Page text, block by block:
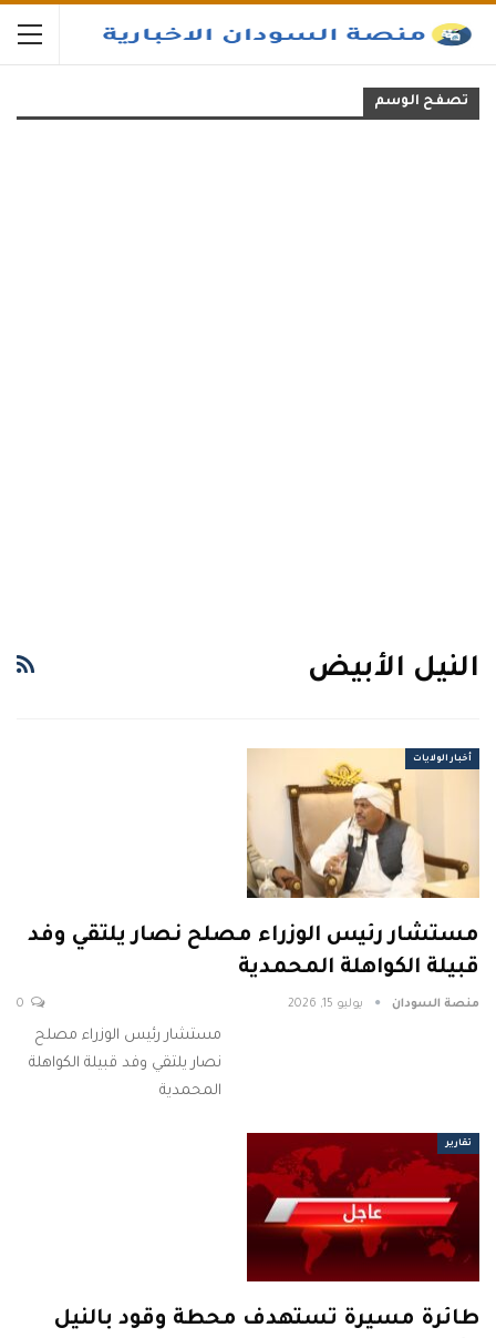
تصفح الوسم
النيل الأبيض
أخبار الولايات
مستشار رئيس الوزراء مصلح نصار يلتقي وفد
قبيلة الكواهلة المحمدية
منصة السودان يوليو 15, 2026
مستشار رئيس الوزراء مصلح
نصار يلتقي وفد قبيلة الكواهلة
المحمدية
تقارير
طائرة مسيرة تستهدف محطة وقود بالنيل